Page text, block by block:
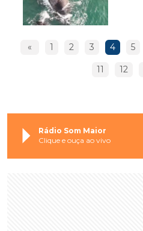
« 1 2 3 4 5
11 12
Rádio Som Maior
Clique e ouça ao vivo